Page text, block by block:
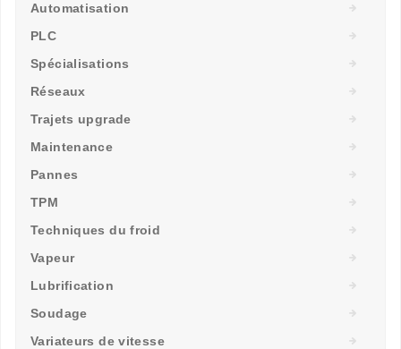
Automatisation
PLC
Spécialisations
Réseaux
Trajets upgrade
Maintenance
Pannes
TPM
Techniques du froid
Vapeur
Lubrification
Soudage
Variateurs de vitesse